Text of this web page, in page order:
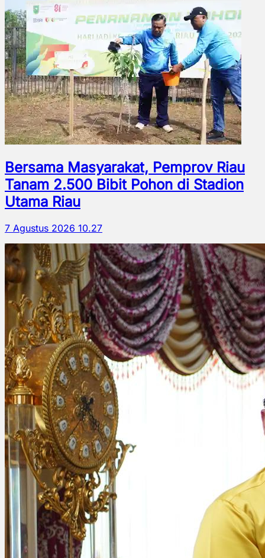
Bersama Masyarakat, Pemprov Riau
Tanam 2.500 Bibit Pohon di Stadion
Utama Riau
7 Agustus 2026 10.27